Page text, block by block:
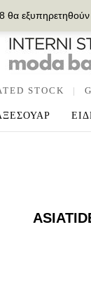
θα
STOCK |